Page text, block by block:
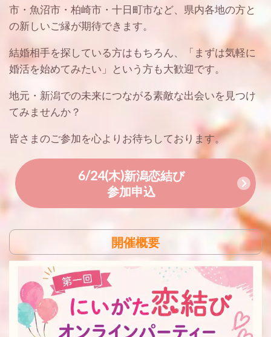
市・魚沼市・柏崎市・十日町市など、県内各地の方と
の新しいご縁が期待できます。
結婚相手を探している方はもちろん、「まずは気軽に
婚活を始めてみたい」という方も大歓迎です。
地元・新潟での未来につながる素敵な出会いを見つけ
てみませんか？
皆さまのご参加を心よりお待ちしております。
6/24(木)新潟恋結び
参加申込
開催概要